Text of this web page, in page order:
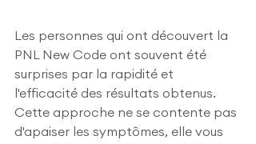
Les personnes qui ont découvert la
PNL New Code ont souvent été
surprises par la rapidité et
l'efficacité des résultats obtenus.
Cette approche ne se contente pas
d'apaiser les symptômes, elle vous